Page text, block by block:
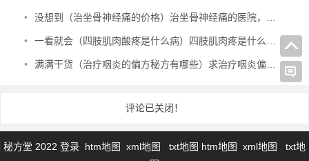
• 没想到（治坐骨神经痛的价格）治坐骨神经痛的医院，治坐骨神经痛的特效验方，
• 一看就会（四肢肌肉酸疼是什么病）四肢肌肉疼是什么原因引起的图片，治四肢肌肉萎缩秘方，
• 满满干货（治疗咽炎的偏方秘方有哪些）求治疗咽炎偏方，治咽炎的绝密方子，
评论已关闭！
秘方堂 2022 登录 htm地图 xml地图 txt地图 htm地图 xml地图
txt地